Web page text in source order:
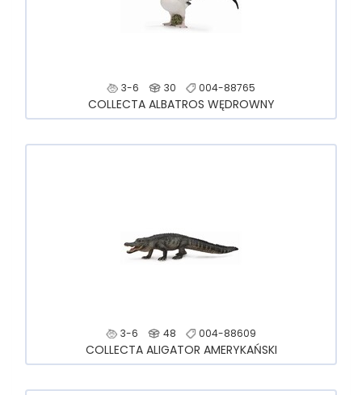
3-6 30 004-88765
COLLECTA ALBATROS WĘDROWNY
3-6 48 004-88609
COLLECTA ALIGATOR AMERYKAŃSKI